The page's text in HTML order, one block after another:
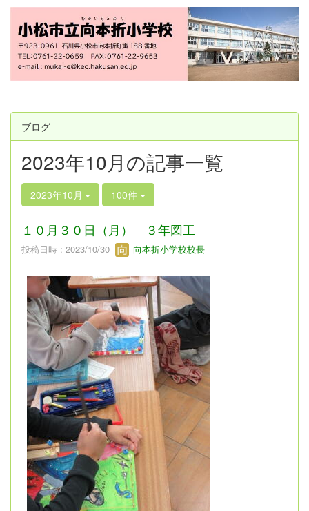
ブログ
2023年10月の記事一覧
2023年10月 100件
１０月３０日（月） ３年図工
投稿日時 : 2023/10/30 向本折小学校校長